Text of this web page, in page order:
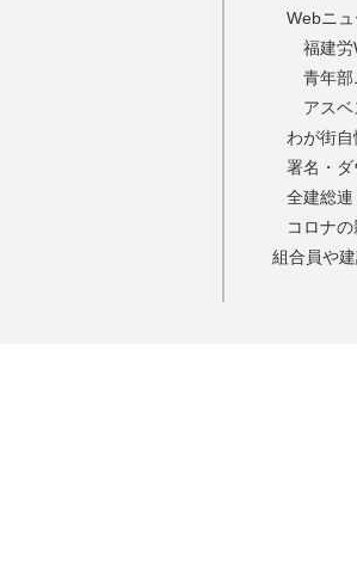
Webニ
福建
青年
アス
わが街自
署名・
全建総
コロナ
組合員や